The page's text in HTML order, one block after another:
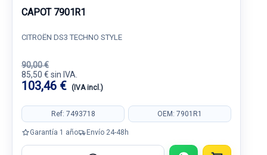
CAPOT 7901R1
CITROËN DS3 TECHNO STYLE
90,00 €
85,50 € sin IVA.
103,46 € (IVA incl.)
Ref: 7493718 OEM: 7901R1
Garantía 1 año Envío 24-48h